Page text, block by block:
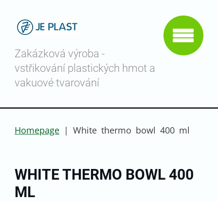
Zakázková výroba -
vstřikování plastických hmot a
vakuové tvarování
Homepage | White thermo bowl 400 ml
WHITE THERMO BOWL 400
ML